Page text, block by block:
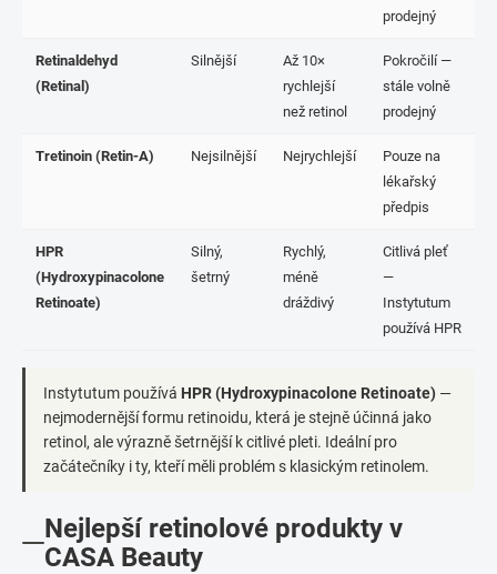
prodejný
Retinaldehyd
(Retinal)
Silnější
Až 10×
rychlejší
než retinol
Pokročilí —
stále volně
prodejný
Tretinoin (Retin-A) Nejsilnější Nejrychlejší
Pouze na
lékařský
předpis
HPR
(Hydroxypinacolone
Retinoate)
Silný,
šetrný
Rychlý,
méně
dráždivý
Citlivá pleť
—
Instytutum
používá HPR
Instytutum používá HPR (Hydroxypinacolone Retinoate) —
nejmodernější formu retinoidu, která je stejně účinná jako
retinol, ale výrazně šetrnější k citlivé pleti. Ideální pro
začátečníky i ty, kteří měli problém s klasickým retinolem.
Nejlepší retinolové produkty v
CASA Beauty